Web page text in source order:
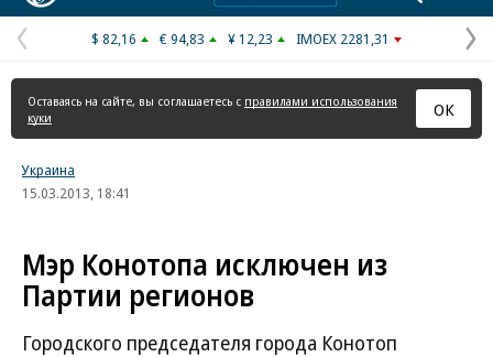
Предыдущая
страница
$ 82,16 € 94,83 ¥ 12,23 IMOEX 2281,31
Оставаясь на сайте, вы соглашаетесь с правилами использования
куки
ОК
Украина
15.03.2013, 18:41
Мэр Конотопа исключен из
Партии регионов
Городского председателя города Конотоп